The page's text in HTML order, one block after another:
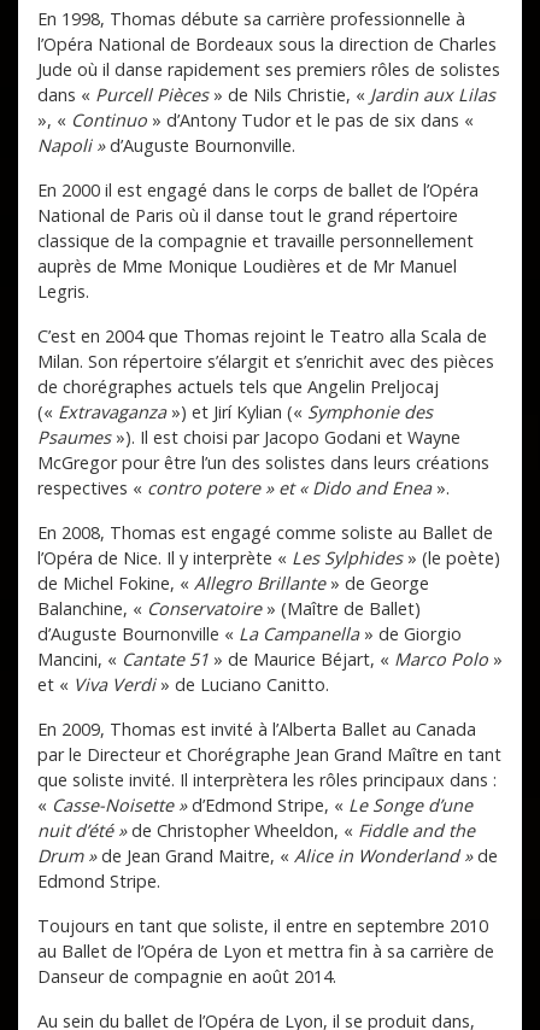
En 1998, Thomas débute sa carrière professionnelle à
l’Opéra National de Bordeaux sous la direction de Charles
Jude où il danse rapidement ses premiers rôles de solistes
dans « Purcell Pièces» de Nils Christie, « Jardin aux Lilas
», « Continuo » d’Antony Tudor et le pas de six dans «
Napoli »d’Auguste Bournonville.
En 2000 il est engagé dans le corps de ballet de l’Opéra
National de Paris où il danse tout le grand répertoire
classique de la compagnie et travaille personnellement
auprès de Mme Monique Loudières et de Mr Manuel
Legris.
C’est en 2004 que Thomas rejoint le Teatro alla Scala de
Milan. Son répertoire s’élargit et s’enrichit avec des pièces
de chorégraphes actuels tels que Angelin Preljocaj
(« Extravaganza») et Jirí Kylian (« Symphonie des
Psaumes»). Il est choisi par Jacopo Godani et Wayne
McGregor pour être l’un des solistes dans leurs créations
respectives « contro potere » et « Dido and Enea».
En 2008, Thomas est engagé comme soliste au Ballet de
l’Opéra de Nice. Il y interprète « Les Sylphides» (le poète)
de Michel Fokine, « Allegro Brillante» de George
Balanchine, « Conservatoire» (Maître de Ballet)
d’Auguste Bournonville « La Campanella» de Giorgio
Mancini, « Cantate 51 » de Maurice Béjart, « Marco Polo »
et « Viva Verdi» de Luciano Canitto.
En 2009, Thomas est invité à l’Alberta Ballet au Canada
par le Directeur et Chorégraphe Jean Grand Maître en tant
que soliste invité. Il interprètera les rôles principaux dans :
« Casse-Noisette »d’Edmond Stripe, « Le Songe d’une
nuit d’été »de Christopher Wheeldon, « Fiddle and the
Drum »de Jean Grand Maitre, « Alice in Wonderland »de
Edmond Stripe.
Toujours en tant que soliste, il entre en septembre 2010
au Ballet de l’Opéra de Lyon et mettra fin à sa carrière de
Danseur de compagnie en août 2014.
Au sein du ballet de l’Opéra de Lyon, il se produit dans,